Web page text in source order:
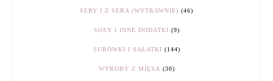
SERY I Z SERA (WYTRAWNIE) (46)
SOSY I INNE DODATKI (9)
SURÓWKI I SAŁATKI (144)
WYROBY Z MIĘSA (30)